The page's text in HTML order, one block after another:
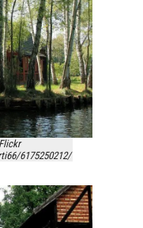
6175250212/